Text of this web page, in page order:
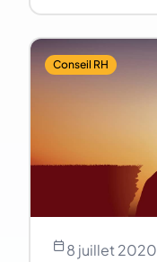
Conseil RH
8 juillet 2020